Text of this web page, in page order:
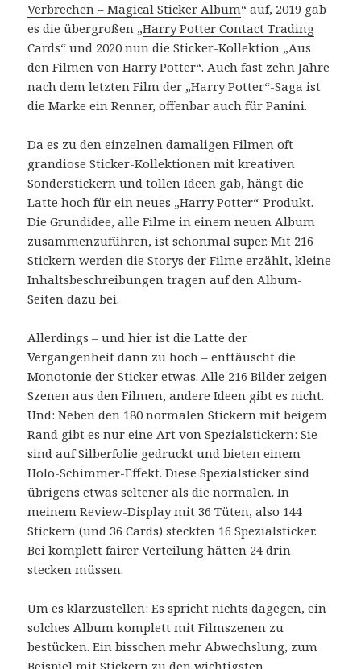
Verbrechen – Magical Sticker Album“ auf, 2019 gab
es die übergroßen „Harry Potter Contact Trading
Cards“ und 2020 nun die Sticker-Kollektion „Aus
den Filmen von Harry Potter“. Auch fast zehn Jahre
nach dem letzten Film der „Harry Potter“-Saga ist
die Marke ein Renner, offenbar auch für Panini.
Da es zu den einzelnen damaligen Filmen oft
grandiose Sticker-Kollektionen mit kreativen
Sonderstickern und tollen Ideen gab, hängt die
Latte hoch für ein neues „Harry Potter“-Produkt.
Die Grundidee, alle Filme in einem neuen Album
zusammenzuführen, ist schonmal super. Mit 216
Stickern werden die Storys der Filme erzählt, kleine
Inhaltsbeschreibungen tragen auf den Album-
Seiten dazu bei.
Allerdings – und hier ist die Latte der
Vergangenheit dann zu hoch – enttäuscht die
Monotonie der Sticker etwas. Alle 216 Bilder zeigen
Szenen aus den Filmen, andere Ideen gibt es nicht.
Und: Neben den 180 normalen Stickern mit beigem
Rand gibt es nur eine Art von Spezialstickern: Sie
sind auf Silberfolie gedruckt und bieten einem
Holo-Schimmer-Effekt. Diese Spezialsticker sind
übrigens etwas seltener als die normalen. In
meinem Review-Display mit 36 Tüten, also 144
Stickern (und 36 Cards) steckten 16 Spezialsticker.
Bei komplett fairer Verteilung hätten 24 drin
stecken müssen.
Um es klarzustellen: Es spricht nichts dagegen, ein
solches Album komplett mit Filmszenen zu
bestücken. Ein bisschen mehr Abwechslung, zum